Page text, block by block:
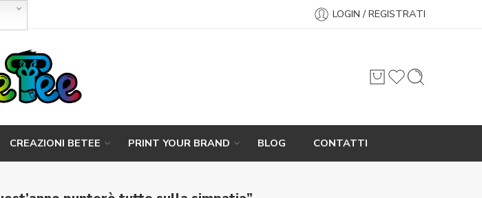
LOGIN / REGISTRATI
CREAZIONI BETEE PRINT YOUR BRAND BLOG CONTATTI